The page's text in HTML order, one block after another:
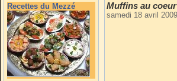
Recettes du Mezzé Muffins au
samedi 18 avril